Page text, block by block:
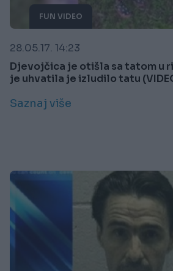
FUN VIDEO
28.05.17. 14:23
Djevojčica je otišla sa tatom u
je uhvatila je izludilo tatu
Saznaj više